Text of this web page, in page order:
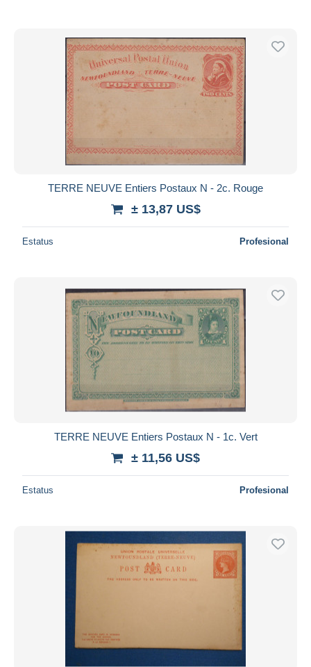
TERRE NEUVE Entiers Postaux N - 2c. Rouge
± 13,87 US$
Estatus Profesional
TERRE NEUVE Entiers Postaux N - 1c. Vert
± 11,56 US$
Estatus Profesional